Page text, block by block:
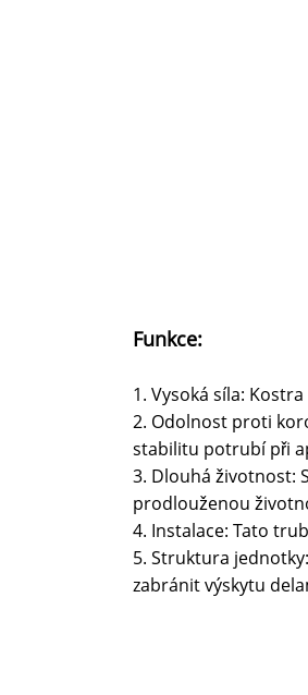
Funkce:
1. Vysoká síla:
2. Odolnost proti
stabilitu potrubí při
3. Dlouhá životnost:
prodlouženou
4. Instalace: Tato
5. Struktura
zabránit výskytu